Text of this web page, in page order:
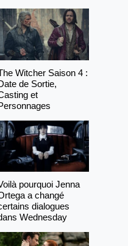
Witcher Saison 4 :
de Sortie,
et
pourquoi Jenna
a changé
dialogues
Wednesday